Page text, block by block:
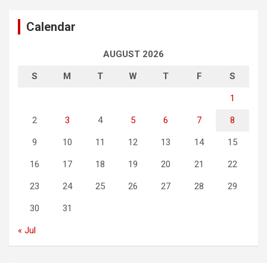
Calendar
AUGUST 2026
S M T W T F S
1
2 3 4 5 6 7 8
9 10 11 12 13 14 15
16 17 18 19 20 21 22
23 24 25 26 27 28 29
30 31
« Jul